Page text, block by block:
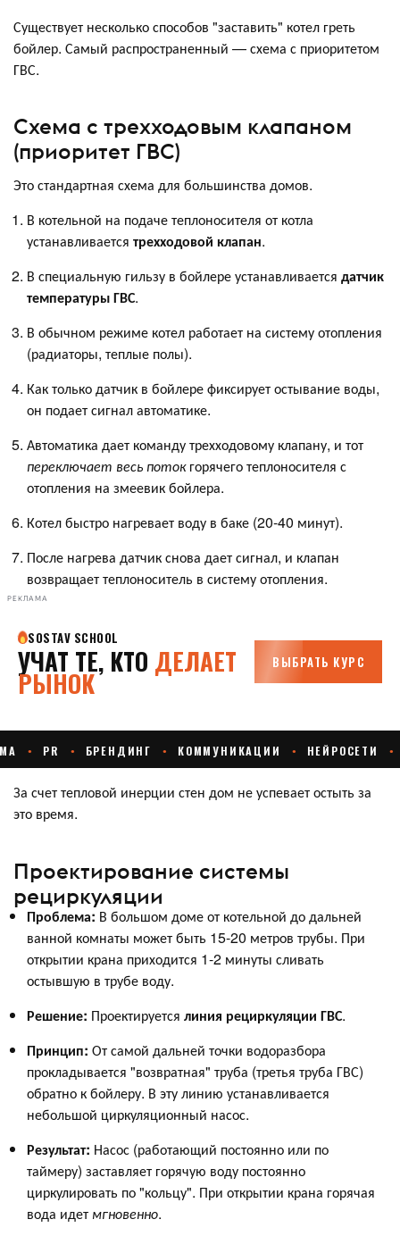
Существует несколько способов "заставить" котел греть
бойлер. Самый распространенный — схема с приоритетом
ГВС.
Схема с трехходовым клапаном
(приоритет ГВС)
Это стандартная схема для большинства домов.
В котельной на подаче теплоносителя от котла
устанавливается трехходовой клапан.
В специальную гильзу в бойлере устанавливается датчик
температуры ГВС.
В обычном режиме котел работает на систему отопления
(радиаторы, теплые полы).
Как только датчик в бойлере фиксирует остывание воды,
он подает сигнал автоматике.
Автоматика дает команду трехходовому клапану, и тот
переключает весь потокгорячего теплоносителя с
отопления на змеевик бойлера.
Котел быстро нагревает воду в баке (20-40 минут).
После нагрева датчик снова дает сигнал, и клапан
возвращает теплоноситель в систему отопления.
РЕКЛАМА
За счет тепловой инерции стен дом не успевает остыть за
это время.
Проектирование системы
рециркуляции
Проблема: В большом доме от котельной до дальней
ванной комнаты может быть 15-20 метров трубы. При
открытии крана приходится 1-2 минуты сливать
остывшую в трубе воду.
Решение: Проектируется линия рециркуляции ГВС.
Принцип: От самой дальней точки водоразбора
прокладывается "возвратная" труба (третья труба ГВС)
обратно к бойлеру. В эту линию устанавливается
небольшой циркуляционный насос.
Результат: Насос (работающий постоянно или по
таймеру) заставляет горячую воду постоянно
циркулировать по "кольцу". При открытии крана горячая
вода идет мгновенно.